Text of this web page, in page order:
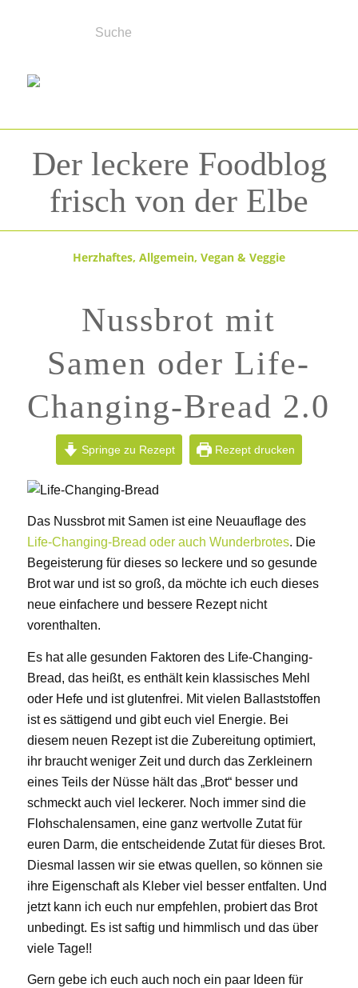
Der leckere Foodblog
frisch von der Elbe
Herzhaftes, Allgemein, Vegan & Veggie
Nussbrot mit
Samen oder Life-
Changing-Bread 2.0
Springe zu Rezept Rezept drucken
Das Nussbrot mit Samen ist eine Neuauflage des
Life-Changing-Bread oder auch Wunderbrotes. Die
Begeisterung für dieses so leckere und so gesunde
Brot war und ist so groß, da möchte ich euch dieses
neue einfachere und bessere Rezept nicht
vorenthalten.
Es hat alle gesunden Faktoren des Life-Changing-
Bread, das heißt, es enthält kein klassisches Mehl
oder Hefe und ist glutenfrei. Mit vielen Ballaststoffen
ist es sättigend und gibt euch viel Energie. Bei
diesem neuen Rezept ist die Zubereitung optimiert,
ihr braucht weniger Zeit und durch das Zerkleinern
eines Teils der Nüsse hält das „Brot“ besser und
schmeckt auch viel leckerer. Noch immer sind die
Flohschalensamen, eine ganz wertvolle Zutat für
euren Darm, die entscheidende Zutat für dieses Brot.
Diesmal lassen wir sie etwas quellen, so können sie
ihre Eigenschaft als Kleber viel besser entfalten. Und
jetzt kann ich euch nur empfehlen, probiert das Brot
unbedingt. Es ist saftig und himmlisch und das über
viele Tage!!
Gern gebe ich euch auch noch ein paar Ideen für